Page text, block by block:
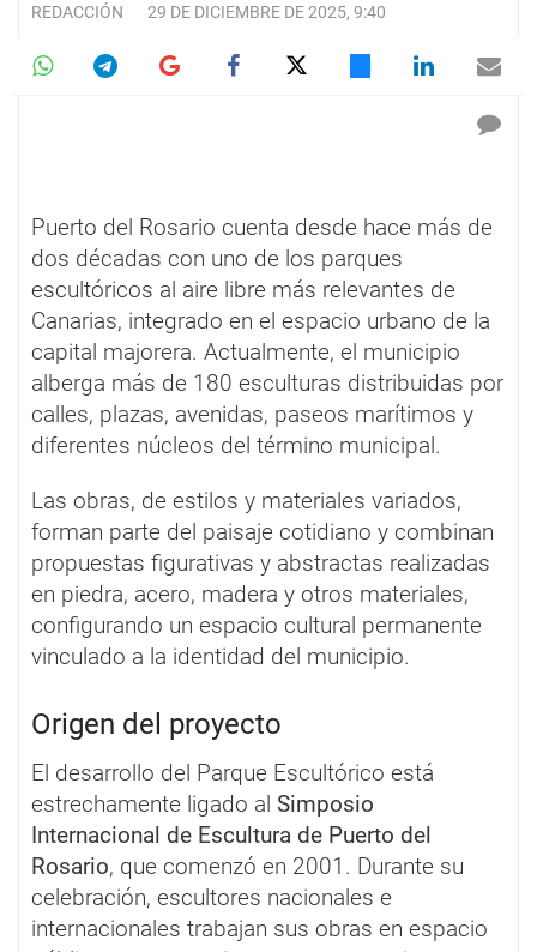
29 DE DICIEMBRE DE 2025, 9:40
REDACCIÓN
Puerto del Rosario cuenta desde hace más de
dos décadas con uno de los parques
escultóricos al aire libre más relevantes de
Canarias, integrado en el espacio urbano de la
capital majorera. Actualmente, el municipio
alberga más de 180 esculturas distribuidas por
calles, plazas, avenidas, paseos marítimos y
diferentes núcleos del término municipal.
Las obras, de estilos y materiales variados,
forman parte del paisaje cotidiano y combinan
propuestas figurativas y abstractas realizadas
en piedra, acero, madera y otros materiales,
configurando un espacio cultural permanente
vinculado a la identidad del municipio.
Origen del proyecto
El desarrollo del Parque Escultórico está
estrechamente ligado al Simposio
Internacional de Escultura de Puerto del
Rosario, que comenzó en 2001. Durante su
celebración, escultores nacionales e
internacionales trabajan sus obras en espacio